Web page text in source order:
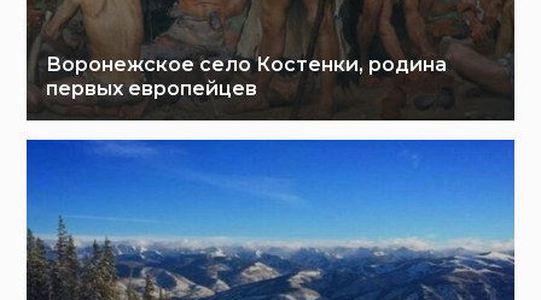
Воронежское село Костенки, родина
первых европейцев